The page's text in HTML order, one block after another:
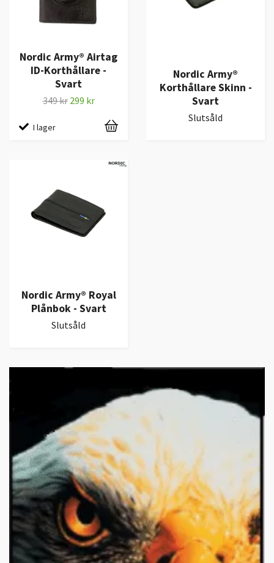
Nordic Army® Airtag
ID-Korthållare -
Svart
349 kr 299 kr
I lager
Nordic Army®
Korthållare Skinn -
Svart
Slutsåld
Nordic Army® Royal
Plånbok - Svart
Slutsåld